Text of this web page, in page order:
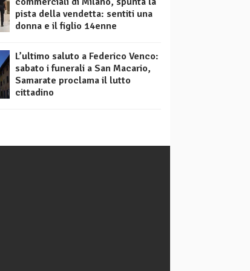
pista della vendetta: sentiti una
donna e il figlio 14enne
L’ultimo saluto a Federico Venco:
sabato i funerali a San Macario,
Samarate proclama il lutto
cittadino